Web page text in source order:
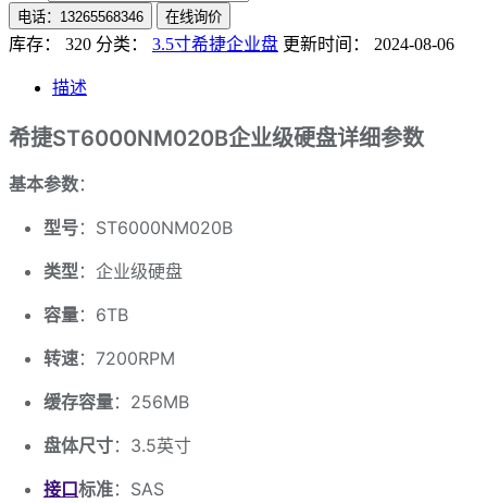
电话：13265568346 在线询价
库存： 320 分类： 3.5寸希捷企业盘 更新时间： 2024-08-06
描述
希捷ST6000NM020B企业级硬盘详细参数
基本参数：
型号：ST6000NM020B
类型 ：企业级硬盘
容量：6TB
转速：7200RPM
缓存容量：256MB
盘体尺寸：3.5英寸
接口标准：SAS